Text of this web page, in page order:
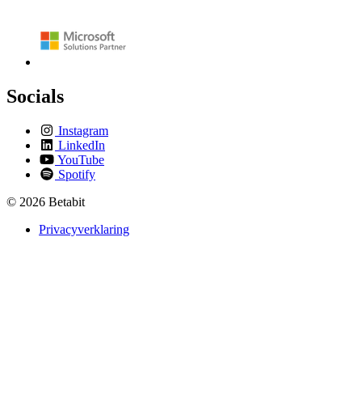
Socials
Instagram
LinkedIn
YouTube
Spotify
© 2026 Betabit
Privacyverklaring